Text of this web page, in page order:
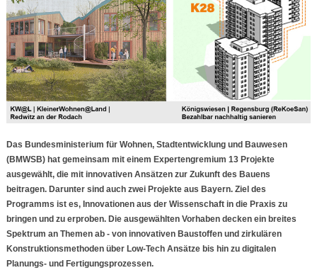
Das Bundesministerium für Wohnen, Stadtentwicklung und Bauwesen
(BMWSB) hat gemeinsam mit einem Expertengremium 13 Projekte
ausgewählt, die mit innovativen Ansätzen zur Zukunft des Bauens
beitragen. Darunter sind auch zwei Projekte aus Bayern. Ziel des
Programms ist es, Innovationen aus der Wissenschaft in die Praxis zu
bringen und zu erproben. Die ausgewählten Vorhaben decken ein breites
Spektrum an Themen ab - von innovativen Baustoffen und zirkulären
Konstruktionsmethoden über Low-Tech Ansätze bis hin zu digitalen
Planungs- und Fertigungsprozessen.